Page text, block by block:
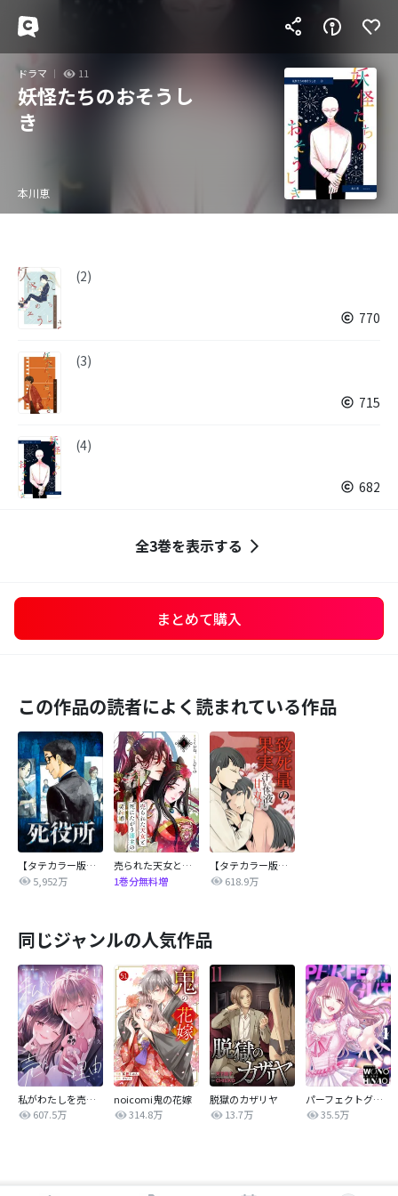
ドラマ 11
妖怪たちのおそうし
き
本川恵
(2)
770
(3)
715
(4)
682
全3巻を表示する
まとめて購入
この作品の読者によく読まれている作品
【タテカラー版】死役所
5,952万
売られた天女と死にたがり藩主の契約婚【単話】
1巻分無料増
【タテカラー版】致死量の果実～汗も尿も甘い双子
618.9万
同じジャンルの人気作品
私がわたしを売る理由
607.5万
noicomi鬼の花嫁
314.8万
脱獄のカザリヤ
13.7万
パーフェクトグリッター
35.5万